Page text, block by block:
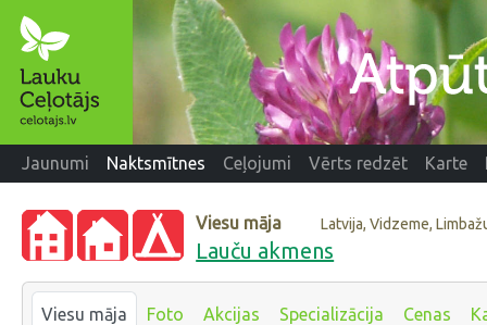
Jaunumi Naktsmītnes Ceļojumi Vērts redzēt Karte
Viesu māja Latvija, Vidzeme,
Lauču akmens
Viesu māja Foto Akcijas Specializācija Cenas